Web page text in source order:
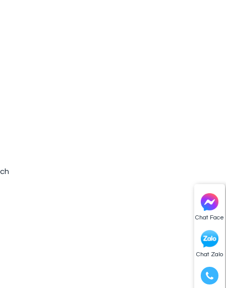
Chat Face
Chat Zalo